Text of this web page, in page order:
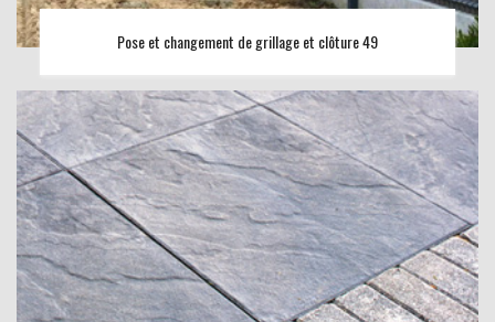
Pose et changement de grillage et clôture 49